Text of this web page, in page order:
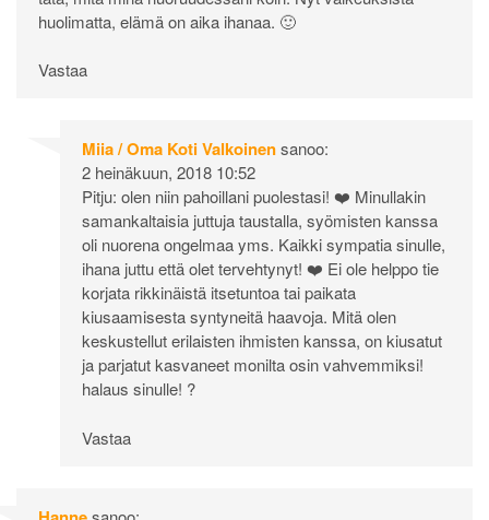
huolimatta, elämä on aika ihanaa. 🙂
Vastaa
Miia / Oma Koti Valkoinensanoo:
2 heinäkuun, 2018 10:52
Pitju: olen niin pahoillani puolestasi! ❤️ Minullakin
samankaltaisia juttuja taustalla, syömisten kanssa
oli nuorena ongelmaa yms. Kaikki sympatia sinulle,
ihana juttu että olet tervehtynyt! ❤️ Ei ole helppo tie
korjata rikkinäistä itsetuntoa tai paikata
kiusaamisesta syntyneitä haavoja. Mitä olen
keskustellut erilaisten ihmisten kanssa, on kiusatut
ja parjatut kasvaneet monilta osin vahvemmiksi!
halaus sinulle! ?
Vastaa